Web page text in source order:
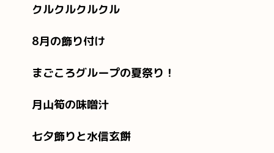
クルクルクルクル
8月の飾り付け
まごころグループの夏祭り！
月山筍の味噌汁
七夕飾りと水信玄餅